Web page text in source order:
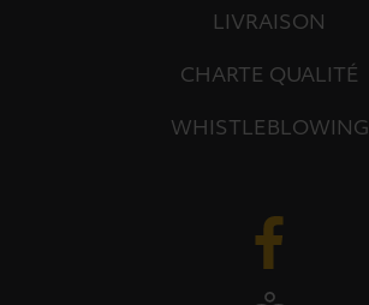
LIVRAISON
CHARTE QUALITÉ
WHISTLEBLOWING